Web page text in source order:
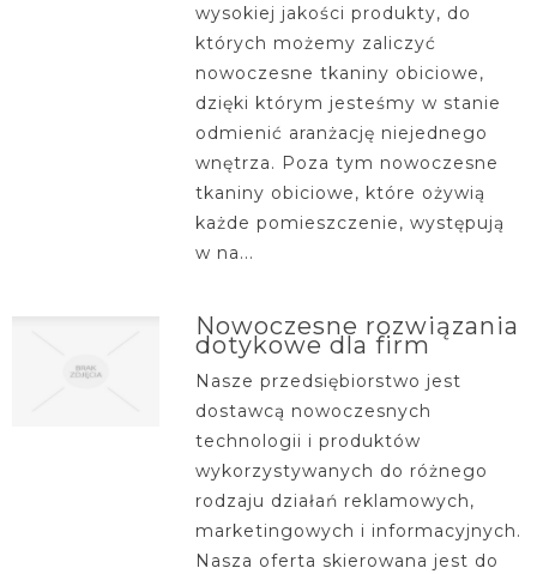
wysokiej jakości produkty, do
których możemy zaliczyć
nowoczesne tkaniny obiciowe,
dzięki którym jesteśmy w stanie
odmienić aranżację niejednego
wnętrza. Poza tym nowoczesne
tkaniny obiciowe, które ożywią
każde pomieszczenie, występują
w na...
Nowoczesne rozwiązania
dotykowe dla firm
Nasze przedsiębiorstwo jest
dostawcą nowoczesnych
technologii i produktów
wykorzystywanych do różnego
rodzaju działań reklamowych,
marketingowych i informacyjnych.
Nasza oferta skierowana jest do